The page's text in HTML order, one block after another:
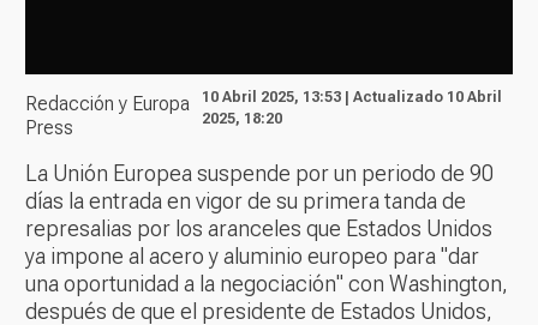
Redacción y Europa
Press
10 Abril 2025, 13:53 | Actualizado 10 Abril
2025, 18:20
La Unión Europea suspende por un periodo de 90
días la entrada en vigor de su primera tanda de
represalias por los aranceles que Estados Unidos
ya impone al acero y aluminio europeo para "dar
una oportunidad a la negociación" con Washington,
después de que el presidente de Estados Unidos,